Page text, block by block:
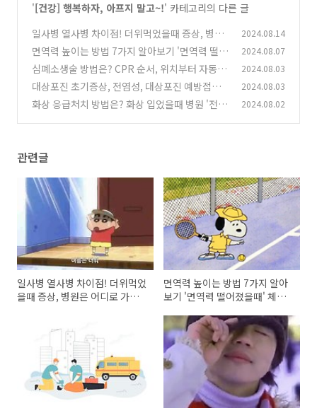
'[건강] 행복하자, 아프지 말고~!' 카테고리의 다른 글
일사병 열사병 차이점! 더위먹었을때 증상, 병원
은 어디로 가야할까? (0)
2024.08.14
면역력 높이는 방법 7가지 알아보기 '면역력 떨어
졌을때' 체크해 볼 것
(0)
2024.08.07
심폐소생술 방법은? CPR 순서, 위치부터 자동심
장충격기 사용법까지! (0)
2024.08.03
대상포진 초기증상, 전염성, 대상포진 예방접종
가격은? (0)
2024.08.03
화상 응급처치 방법은? 화상 입었을때 병원 '전국
2024.08.02
관련글
일사병 열사병 차이점! 더위먹었
을때 증상, 병원은 어디로 가야
면역력 높이는 방법 7가지 알아
보기 '면역력 떨어졌을때' 체크